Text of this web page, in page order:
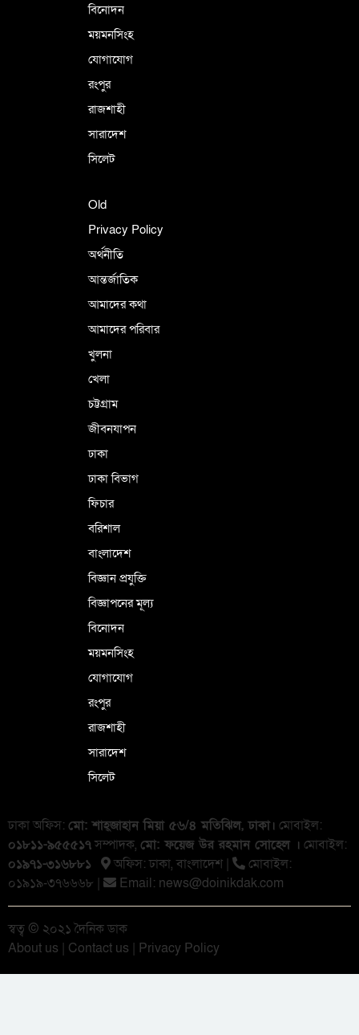
বিনোদন
ময়মনসিংহ
যোগাযোগ
রংপুর
রাজশাহী
সারাদেশ
সিলেট
Old
Privacy Policy
অর্থনীতি
আন্তর্জাতিক
আমাদের কথা
আমাদের পরিবার
খুলনা
খেলা
চট্টগ্রাম
জীবনযাপন
ঢাকা
ঢাকা বিভাগ
ফিচার
বরিশাল
বাংলাদেশ
বিজ্ঞান প্রযুক্তি
বিজ্ঞাপনের মূল্য
বিনোদন
ময়মনসিংহ
যোগাযোগ
রংপুর
রাজশাহী
সারাদেশ
সিলেট
ঢাকা অফিস: মো: শাহ্জাহান মিয়া ৫৬/৪ মতিঝিল, ঢাকা। মোবাইল:
০১৮১১-৯৫৫৫১৭সম্পাদক, মো: ফয়েজ উর রহমান সোহেল । মোবাইল:
০১৯৭১-৩১৬৮৮১
অফিস: ঢাকা, বাংলা‌দেশ |
মোবাইল:
০১৯১৯-৩৭৬৬৬৮ |
Email: news@doinikdak.com
স্বত্ব © ২০২১ দৈনিক ডাক
About us | Contact us | Privacy Policy